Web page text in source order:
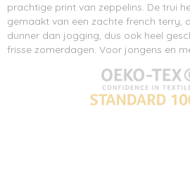
prachtige print van zeppelins. De trui
gemaakt van een zachte french terry,
dunner dan jogging, dus ook heel
frisse zomerdagen. Voor jongens en